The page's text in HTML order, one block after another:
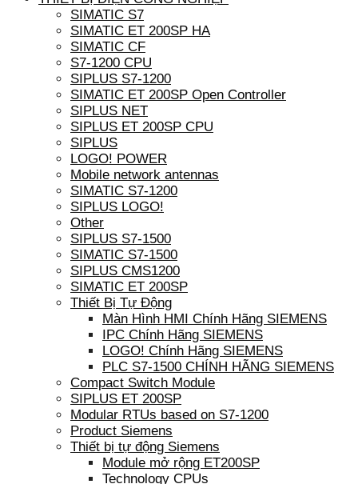
SIMATIC S7
SIMATIC ET 200SP HA
SIMATIC CF
S7-1200 CPU
SIPLUS S7-1200
SIMATIC ET 200SP Open Controller
SIPLUS NET
SIPLUS ET 200SP CPU
SIPLUS
LOGO! POWER
Mobile network antennas
SIMATIC S7-1200
SIPLUS LOGO!
Other
SIPLUS S7-1500
SIMATIC S7-1500
SIPLUS CMS1200
SIMATIC ET 200SP
Thiết Bị Tự Động
Màn Hình HMI Chính Hãng SIEMENS
IPC Chính Hãng SIEMENS
LOGO! Chính Hãng SIEMENS
PLC S7-1500 CHÍNH HÃNG SIEMENS
Compact Switch Module
SIPLUS ET 200SP
Modular RTUs based on S7-1200
Product Siemens
Thiết bị tự động Siemens
Module mở rộng ET200SP
Technology CPUs